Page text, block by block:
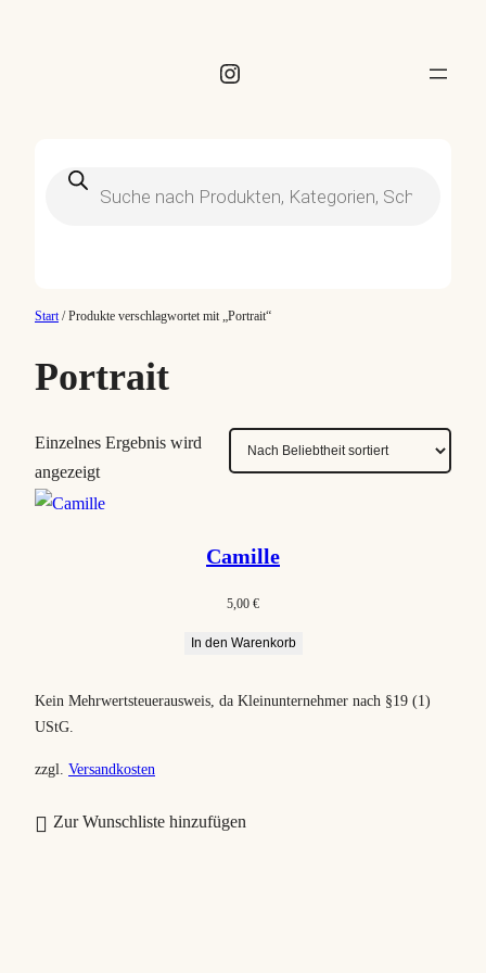
Instagram
Products
search
Start/ Produkte verschlagwortet mit „Portrait“
Portrait
Einzelnes Ergebnis wird
angezeigt
Camille
5,00 €
In den Warenkorb
Kein Mehrwertsteuerausweis, da Kleinunternehmer nach §19 (1)
UStG.
zzgl. Versandkosten
Zur Wunschliste hinzufügen